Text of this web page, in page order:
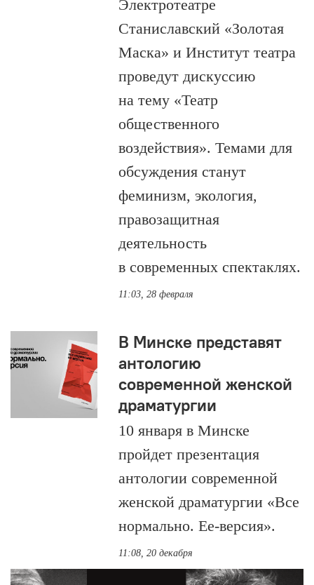
Электротеатре
Станиславский «Золотая
Маска» и Институт театра
проведут дискуссию
на тему «Театр
общественного
воздействия». Темами для
обсуждения станут
феминизм, экология,
правозащитная
деятельность
в современных спектаклях.
11:03, 28 февраля
В Минске представят
антологию
современной женской
драматургии
10 января в Минске
пройдет презентация
антологии современной
женской драматургии «Все
нормально. Ее-версия».
11:08, 20 декабря